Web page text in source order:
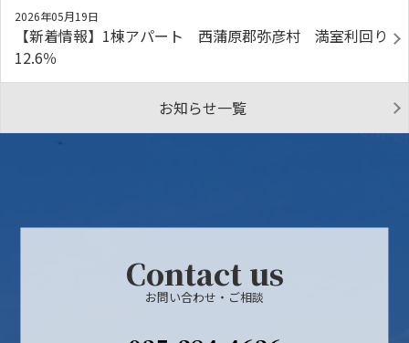
2026年05月19日
【新着情報】1棟アパート 西蒲原郡弥彦村 満室利回り
12.6％
お知らせ一覧
Contact us
お問い合わせ・ご相談